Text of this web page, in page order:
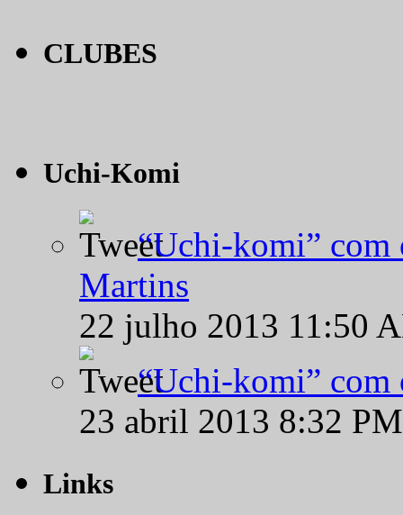
CLUBES
Uchi-Komi
“Uchi-komi” com
Martins
22 julho 2013 11:50
“Uchi-komi” com
23 abril 2013 8:32
Links